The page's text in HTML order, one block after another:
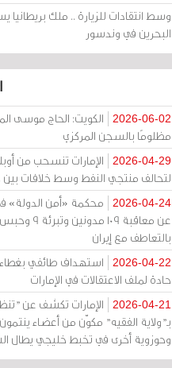
وسط انتقادات للزيارة .. ملك
البحرين في وندسور
2026-06-02
الكويت: الحاج موسى
مظلومًا بالسجن المركزي
2026-04-29
الإمارات تنسحب من
لتحالف منتجي النفط وسط خلافات بين
2026-04-24
محكمة «أمن الدولة»
بالتعاطف مع إيران
2026-04-22
استهداف طائفي بغطاء
حادة لملف الاعتقالات في الإمارات
2026-04-21
الإمارات تكشف عن
بـ"ولاية الفقيه" مكوّن من أعضاء
وحوزوية أخرى في تخبط خليجي يطال